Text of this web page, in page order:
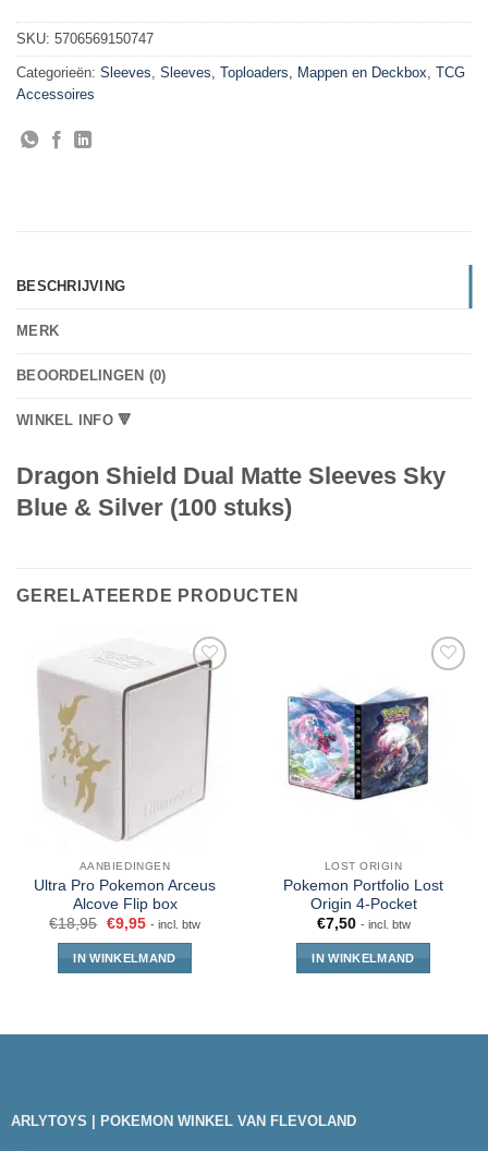
SKU: 5706569150747
Categorieën: Sleeves, Sleeves, Toploaders, Mappen en Deckbox, TCG
Accessoires
BESCHRIJVING
MERK
BEOORDELINGEN (0)
WINKEL INFO 🔻
Dragon Shield Dual Matte Sleeves Sky
Blue & Silver (100 stuks)
GERELATEERDE PRODUCTEN
AANBIEDINGEN
Ultra Pro Pokemon Arceus
Alcove Flip box
€18,95 €9,95 - incl. btw
IN WINKELMAND
LOST ORIGIN
Pokemon Portfolio Lost
Origin 4-Pocket
€7,50 - incl. btw
IN WINKELMAND
ARLYTOYS | POKEMON WINKEL VAN FLEVOLAND